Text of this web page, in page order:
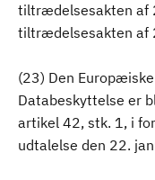
tiltrædelsesakten af
tiltrædelsesakten af
(23) Den
Databeskyttelse er
artikel 42, stk. 1, i
udtalelse den 22.